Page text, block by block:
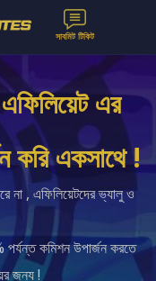
সাবমিট টিকিট
এর
করি একসাথে !
, এফিলিয়েটদের ভ্যালু ও
কমিশন উপার্জন করতে
জন্য!